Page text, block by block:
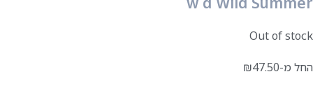
Out of stock
החל מ- ₪47.50